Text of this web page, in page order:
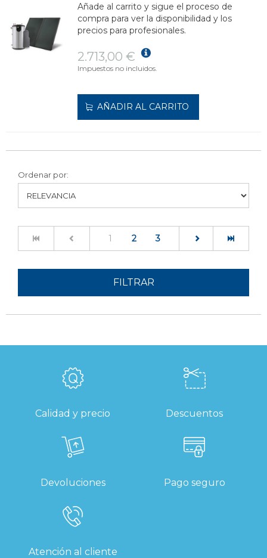
Añade al carrito y sigue el proceso de
compra para ver la disponibilidad y los
precios para profesionales.
2.713,00 €
Impuestos no incluidos.
AÑADIR AL CARRITO
Ordenar por:
1 (current)
2 3
FILTRAR
Calidad y precio Descuentos
Devoluciones Pago seguro
Atención al cliente